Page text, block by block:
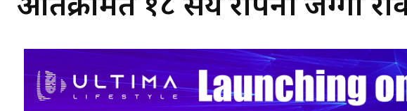
अतिक्रमित १८ सय रोपनी जग्गा